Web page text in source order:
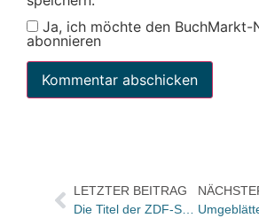
Ja, ich möchte den BuchMarkt-
abonnieren
LETZTER BEITRAG
Die Titel der ZDF-Sendung „Das Literarische Quartett“ vom 26. August